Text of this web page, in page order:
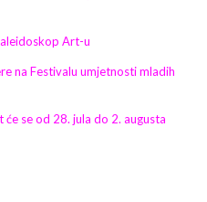
Art-u
na Festivalu umjetnosti mladih
se od 28. jula do 2. augusta